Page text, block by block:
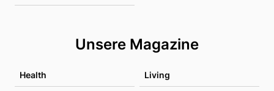
Unsere Magazine
Health Living